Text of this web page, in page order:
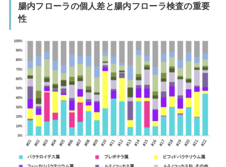
腸内フローラの個人差と腸内フローラ検査の重要
性